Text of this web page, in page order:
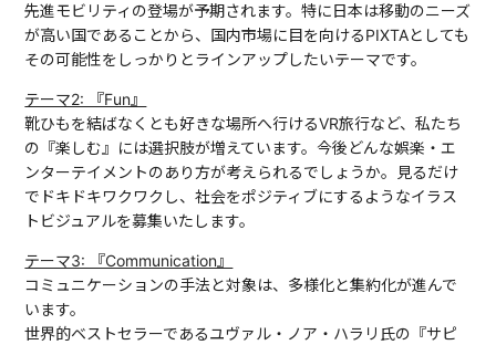
先進モビリティの登場が予期されます。特に日本は移動のニーズ
が高い国であることから、国内市場に目を向けるPIXTAとしても
その可能性をしっかりとラインアップしたいテーマです。
テーマ2: 『Fun』
靴ひもを結ばなくとも好きな場所へ行けるVR旅行など、私たち
の『楽しむ』には選択肢が増えています。今後どんな娯楽・エ
ンターテイメントのあり方が考えられるでしょうか。見るだけ
でドキドキワクワクし、社会をポジティブにするようなイラス
トビジュアルを募集いたします。
テーマ3: 『Communication』
コミュニケーションの手法と対象は、多様化と集約化が進んで
います。
世界的ベストセラーであるユヴァル・ノア・ハラリ氏の『サピ